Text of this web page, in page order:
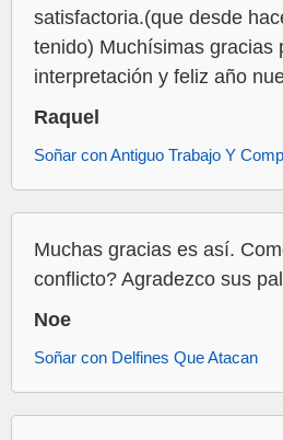
satisfactoria.(que desde
tenido) Muchísimas gracias
interpretación y feliz año
Raquel
Soñar con Antiguo Trabajo Y
Muchas gracias es así.
conflicto? Agradezco sus
Noe
Soñar con Delfines Que Atacan